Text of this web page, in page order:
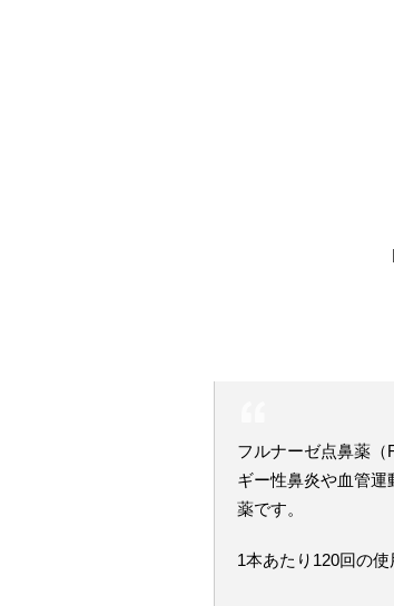
フルナーゼ点鼻薬（
ギー性鼻炎や血管
薬です。
1本あたり120回の